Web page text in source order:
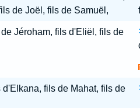
de Joël, fils de Samuël,
Jéroham, fils d'Eliël, fils de
d'Elkana, fils de Mahat, fils de